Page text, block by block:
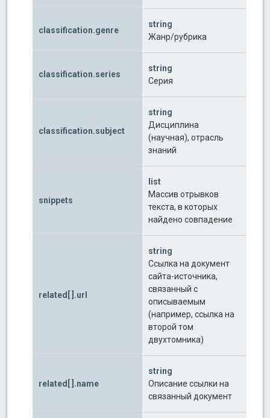
classification.genre
string
Жанр/рубрика
classification.series
string
Серия
classification.subject
string
Дисциплина
(научная), отрасль
знаний
snippets
list
Массив отрывков
текста, в которых
найдено совпадение
related[ ].url
string
Ссылка на документ
сайта-источника,
связанный с
описываемым
(например, ссылка на
второй том
двухтомника)
related[ ].name
string
Описание ссылки на
связанный документ